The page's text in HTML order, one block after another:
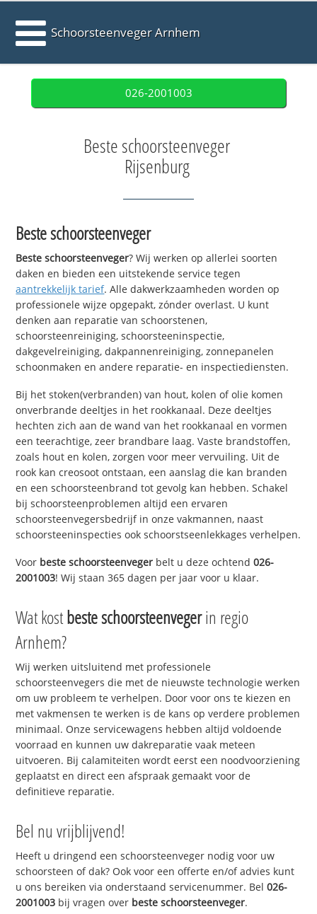
Schoorsteenveger Arnhem
026-2001003
Beste schoorsteenveger
Rijsenburg
Beste schoorsteenveger
Beste schoorsteenveger? Wij werken op allerlei soorten
daken en bieden een uitstekende service tegen
aantrekkelijk tarief. Alle dakwerkzaamheden worden op
professionele wijze opgepakt, zónder overlast. U kunt
denken aan reparatie van schoorstenen,
schoorsteenreiniging, schoorsteeninspectie,
dakgevelreiniging, dakpannenreiniging, zonnepanelen
schoonmaken en andere reparatie- en inspectiediensten.
Bij het stoken(verbranden) van hout, kolen of olie komen
onverbrande deeltjes in het rookkanaal. Deze deeltjes
hechten zich aan de wand van het rookkanaal en vormen
een teerachtige, zeer brandbare laag. Vaste brandstoffen,
zoals hout en kolen, zorgen voor meer vervuiling. Uit de
rook kan creosoot ontstaan, een aanslag die kan branden
en een schoorsteenbrand tot gevolg kan hebben. Schakel
bij schoorsteenproblemen altijd een ervaren
schoorsteenvegersbedrijf in onze vakmannen, naast
schoorsteeninspecties ook schoorstseenlekkages verhelpen.
Voor beste schoorsteenveger belt u deze ochtend026-
2001003! Wij staan 365 dagen per jaar voor u klaar.
Wat kostbeste schoorsteenvegerin regio
Arnhem?
Wij werken uitsluitend met professionele
schoorsteenvegers die met de nieuwste technologie werken
om uw probleem te verhelpen. Door voor ons te kiezen en
met vakmensen te werken is de kans op verdere problemen
minimaal. Onze servicewagens hebben altijd voldoende
voorraad en kunnen uw dakreparatie vaak meteen
uitvoeren. Bij calamiteiten wordt eerst een noodvoorziening
geplaatst en direct een afspraak gemaakt voor de
definitieve reparatie.
Bel nu vrijblijvend!
Heeft u dringend een schoorsteenveger nodig voor uw
schoorsteen of dak? Ook voor een offerte en/of advies kunt
u ons bereiken via onderstaand servicenummer. Bel026-
2001003 bij vragen over beste schoorsteenveger.